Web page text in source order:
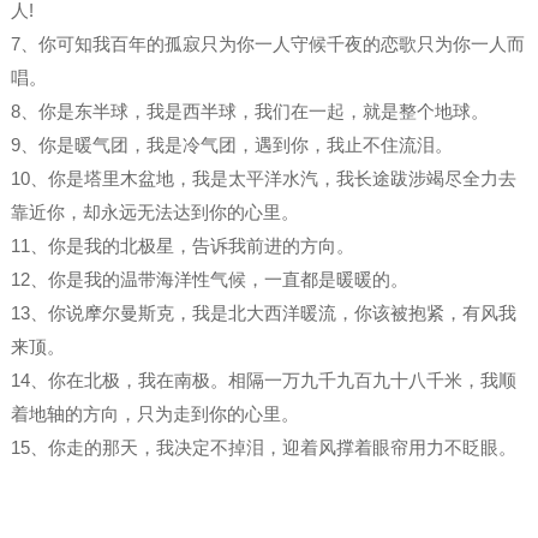
人!
7、你可知我百年的孤寂只为你一人守候千夜的恋歌只为你一人而
唱。
8、你是东半球，我是西半球，我们在一起，就是整个地球。
9、你是暖气团，我是冷气团，遇到你，我止不住流泪。
10、你是塔里木盆地，我是太平洋水汽，我长途跋涉竭尽全力去
靠近你，却永远无法达到你的心里。
11、你是我的北极星，告诉我前进的方向。
12、你是我的温带海洋性气候，一直都是暖暖的。
13、你说摩尔曼斯克，我是北大西洋暖流，你该被抱紧，有风我
来顶。
14、你在北极，我在南极。相隔一万九千九百九十八千米，我顺
着地轴的方向，只为走到你的心里。
15、你走的那天，我决定不掉泪，迎着风撑着眼帘用力不眨眼。